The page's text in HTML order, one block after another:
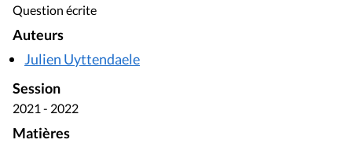
Question écrite
Auteurs
Julien Uyttendaele
Session
2021 - 2022
Matières